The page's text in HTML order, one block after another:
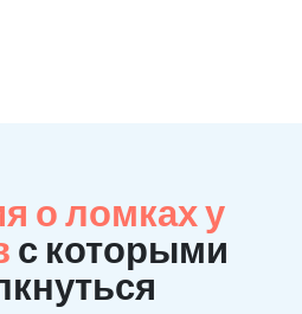
о ломках у
с которыми